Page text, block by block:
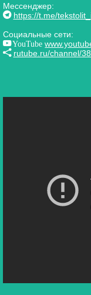
Мессенджер:
https://t.me/
Социальные сети:
YouTube
rutube.ru/channel/